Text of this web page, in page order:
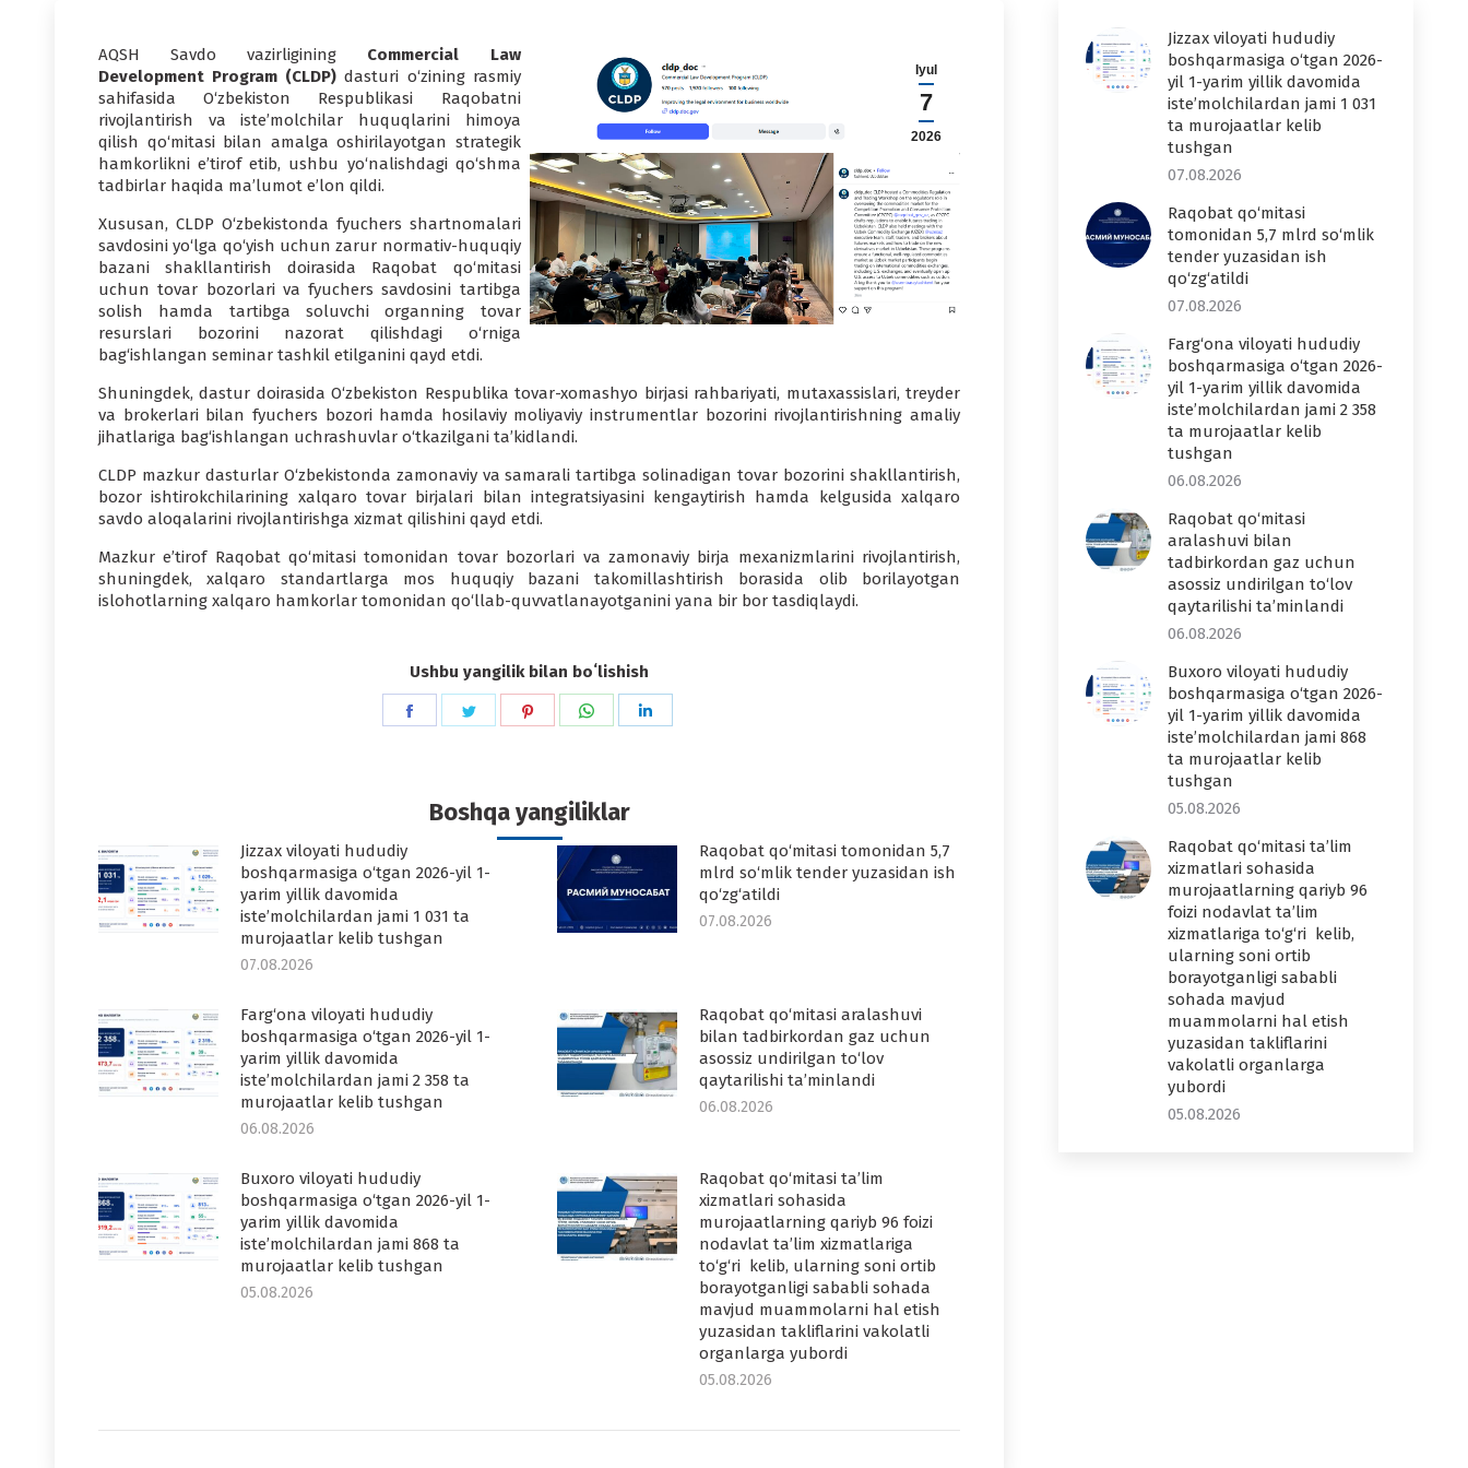
Iyul
7
2026
AQSH Savdo vazirligining Commercial Law
Development Program (CLDP) dasturi o‘zining rasmiy
sahifasida O‘zbekiston Respublikasi Raqobatni
rivojlantirish va iste’molchilar huquqlarini himoya
qilish qo‘mitasi bilan amalga oshirilayotgan strategik
hamkorlikni e’tirof etib, ushbu yo‘nalishdagi qo‘shma
tadbirlar haqida ma’lumot e’lon qildi.
Xususan, CLDP O‘zbekistonda fyuchers shartnomalari
savdosini yo‘lga qo‘yish uchun zarur normativ-huquqiy
bazani shakllantirish doirasida Raqobat qo‘mitasi
uchun tovar bozorlari va fyuchers savdosini tartibga
solish hamda tartibga soluvchi organning tovar
resurslari bozorini nazorat qilishdagi o‘rniga
bag‘ishlangan seminar tashkil etilganini qayd etdi.
Shuningdek, dastur doirasida O‘zbekiston Respublika tovar-xomashyo birjasi rahbariyati, mutaxassislari, treyder
va brokerlari bilan fyuchers bozori hamda hosilaviy moliyaviy instrumentlar bozorini rivojlantirishning amaliy
jihatlariga bag‘ishlangan uchrashuvlar o‘tkazilgani ta’kidlandi.
CLDP mazkur dasturlar O‘zbekistonda zamonaviy va samarali tartibga solinadigan tovar bozorini shakllantirish,
bozor ishtirokchilarining xalqaro tovar birjalari bilan integratsiyasini kengaytirish hamda kelgusida xalqaro
savdo aloqalarini rivojlantirishga xizmat qilishini qayd etdi.
Mazkur e’tirof Raqobat qo‘mitasi tomonidan tovar bozorlari va zamonaviy birja mexanizmlarini rivojlantirish,
shuningdek, xalqaro standartlarga mos huquqiy bazani takomillashtirish borasida olib borilayotgan
islohotlarning xalqaro hamkorlar tomonidan qo‘llab-quvvatlanayotganini yana bir bor tasdiqlaydi.
Ushbu yangilik bilan boʻlishish
Share
Share
Share
Share
Boshqa yangiliklar
Jizzax viloyati hududiy
boshqarmasiga o‘tgan 2026-yil 1-
yarim yillik davomida
iste’molchilardan jami 1 031 ta
murojaatlar kelib tushgan
07.08.2026
Raqobat qo‘mitasi tomonidan 5,7
mlrd so‘mlik tender yuzasidan ish
qo‘zg‘atildi
07.08.2026
Farg‘ona viloyati hududiy
boshqarmasiga o‘tgan 2026-yil 1-
yarim yillik davomida
iste’molchilardan jami 2 358 ta
murojaatlar kelib tushgan
06.08.2026
Raqobat qo‘mitasi aralashuvi
bilan tadbirkordan gaz uchun
asossiz undirilgan to‘lov
qaytarilishi ta’minlandi
06.08.2026
Buxoro viloyati hududiy
boshqarmasiga o‘tgan 2026-yil 1-
yarim yillik davomida
iste’molchilardan jami 868 ta
murojaatlar kelib tushgan
05.08.2026
Raqobat qo‘mitasi ta’lim
xizmatlari sohasida
murojaatlarning qariyb 96 foizi
nodavlat ta’lim xizmatlariga
to‘g‘ri kelib, ularning soni ortib
borayotganligi sababli sohada
mavjud muammolarni hal etish
yuzasidan takliflarini vakolatli
organlarga yubordi
05.08.2026
Jizzax viloyati hududiy
boshqarmasiga o‘tgan 2026-
yil 1-yarim yillik davomida
iste’molchilardan jami 1 031
ta murojaatlar kelib
tushgan
07.08.2026
Raqobat qo‘mitasi
tomonidan 5,7 mlrd so‘mlik
tender yuzasidan ish
qo‘zg‘atildi
07.08.2026
Farg‘ona viloyati hududiy
boshqarmasiga o‘tgan 2026-
yil 1-yarim yillik davomida
iste’molchilardan jami 2 358
ta murojaatlar kelib
tushgan
06.08.2026
Raqobat qo‘mitasi
aralashuvi bilan
tadbirkordan gaz uchun
asossiz undirilgan to‘lov
qaytarilishi ta’minlandi
06.08.2026
Buxoro viloyati hududiy
boshqarmasiga o‘tgan 2026-
yil 1-yarim yillik davomida
iste’molchilardan jami 868
ta murojaatlar kelib
tushgan
05.08.2026
Raqobat qo‘mitasi ta’lim
xizmatlari sohasida
murojaatlarning qariyb 96
foizi nodavlat ta’lim
xizmatlariga to‘g‘ri kelib,
ularning soni ortib
borayotganligi sababli
sohada mavjud
muammolarni hal etish
yuzasidan takliflarini
vakolatli organlarga
yubordi
05.08.2026